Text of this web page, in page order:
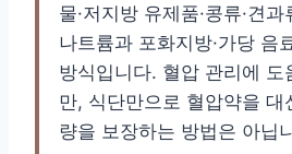
물·저지방 유제품·콩류·견
나트륨과 포화지방·가당 음
방식입니다. 혈압 관리에 도
만, 식단만으로 혈압약을 대
량을 보장하는 방법은 아닙